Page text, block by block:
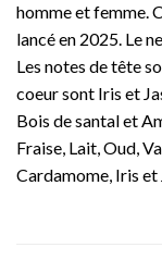
homme et femme.
lancé en 2025. Le
Les notes de tête
coeur sont Iris et
Bois de santal et
Fraise, Lait, Oud,
Cardamome, Iris et